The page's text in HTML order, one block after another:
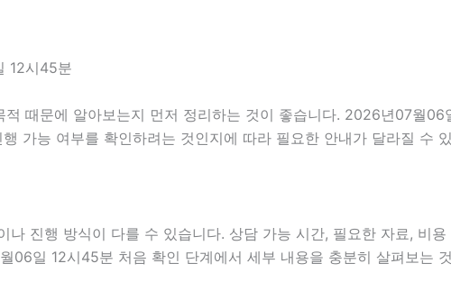
12시45분
때문에 알아보는지 먼저 정리하는 것이 좋습니다. 2026년07월
가능 여부를 확인하려는 것인지에 따라 필요한 안내가 달라질 수
진행 방식이 다를 수 있습니다. 상담 가능 시간, 필요한 자료, 비
06일 12시45분 처음 확인 단계에서 세부 내용을 충분히 살펴보는